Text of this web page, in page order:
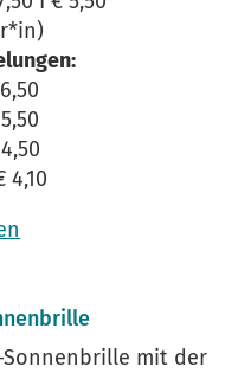
4,10
Sonnenbrille mit der